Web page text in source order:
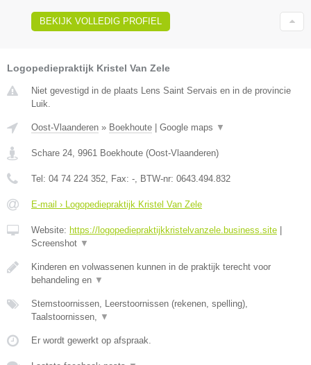
BEKIJK VOLLEDIG PROFIEL
Logopediepraktijk Kristel Van Zele
Niet gevestigd in de plaats Lens Saint Servais en in de provincie
Luik.
Oost-Vlaanderen » Boekhoute Google maps ▼
Schare 24 9961 Boekhoute (Oost-Vlaanderen)
Tel: 04 74 224 352 , Fax: - , BTW-nr: 0643.494.832
E-mail › Logopediepraktijk Kristel Van Zele
Website: https://logopediepraktijkkristelvanzele.business.site
Screenshot ▼
Kinderen en volwassenen kunnen in de praktijk terecht voor
behandeling en ▼
Stemstoornissen, Leerstoornissen (rekenen, spelling),
Taalstoornissen,
▼
Er wordt gewerkt op afspraak.